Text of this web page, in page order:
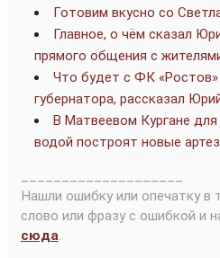
Готовим вкусно со
Главное, о чём сказал
прямого общения с
Что будет с ФК
губернатора, рассказал
В Матвеевом Кургане
водой построят новые
Нашли ошибку или опечатку в
слово или фразу с ошибкой и
сюда.